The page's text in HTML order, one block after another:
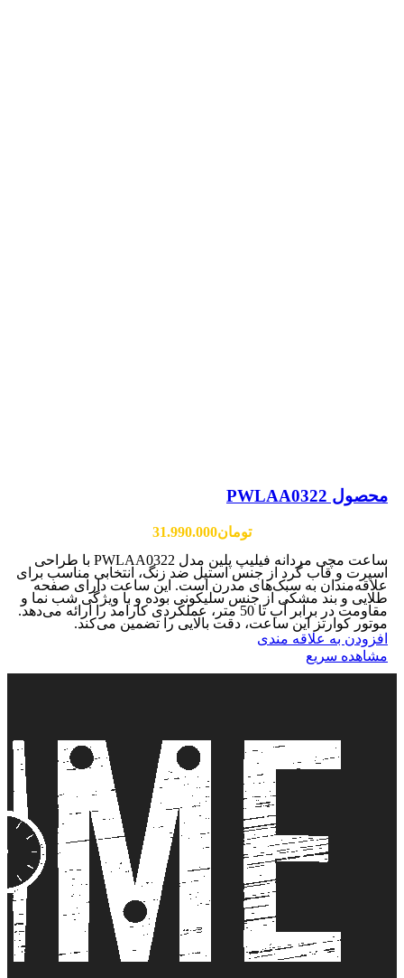
محصول PWLAA0322
تومان31.990.000
ساعت مچی مردانه فیلیپ پلین مدل PWLAA0322 با طراحی
اسپرت و قاب گرد از جنس استیل ضد زنگ، انتخابی مناسب برای
علاقه‌مندان به سبک‌های مدرن است. این ساعت دارای صفحه
طلایی و بند مشکی از جنس سلیکونی بوده و با ویژگی شب نما و
مقاومت در برابر آب تا 50 متر، عملکردی کارآمد را ارائه می‌دهد.
موتور کوارتز این ساعت، دقت بالایی را تضمین می‌کند.
افزودن به علاقه مندی
مشاهده سریع